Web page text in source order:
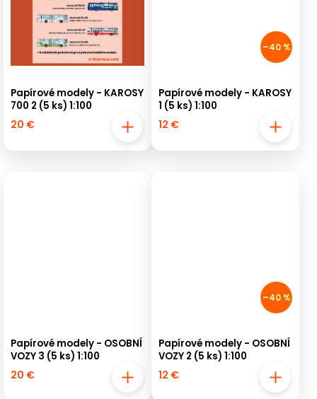
Papírové modely - KAROSY
700 2 (5 ks) 1:100
20 €
–40 %
Papírové modely - KAROSY
1 (5 ks) 1:100
12 €
Papírové modely - OSOBNÍ
VOZY 3 (5 ks) 1:100
20 €
–40 %
Papírové modely - OSOBNÍ
VOZY 2 (5 ks) 1:100
12 €